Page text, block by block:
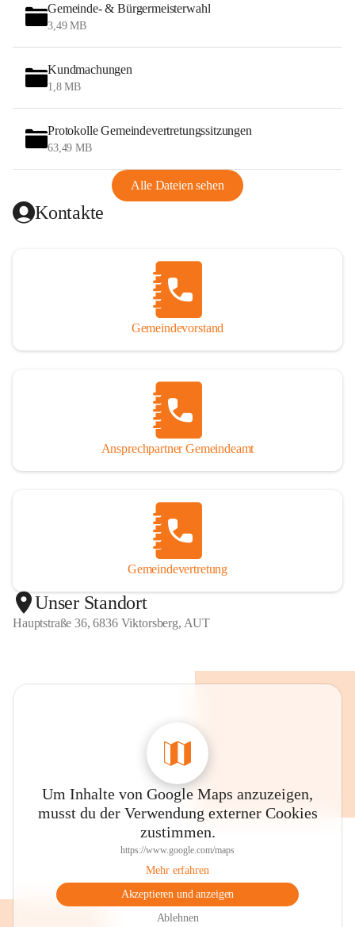
Gemeinde- & Bürgermeisterwahl
3,49 MB
Kundmachungen
1,8 MB
Protokolle Gemeindevertretungssitzungen
63,49 MB
Alle Dateien sehen
Kontakte
Gemeindevorstand
Ansprechpartner Gemeindeamt
Gemeindevertretung
Unser Standort
Hauptstraße 36, 6836 Viktorsberg, AUT
Um Inhalte von Google Maps anzuzeigen,
musst du der Verwendung externer Cookies
zustimmen.
https://www.google.com/maps
Mehr erfahren
Akzeptieren und anzeigen
Ablehnen